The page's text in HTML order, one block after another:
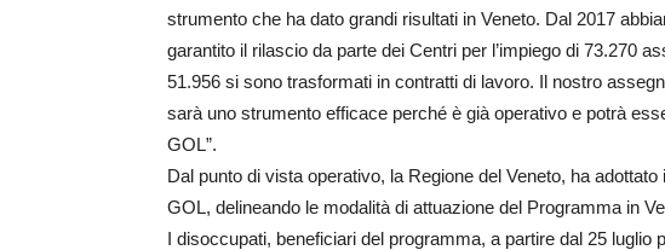
strumento che ha dato grandi risultati in Veneto. Dal 2017
garantito il rilascio da parte dei Centri per l’impiego di 73.270
51.956 si sono trasformati in contratti di lavoro. Il nostro
sarà uno strumento efficace perché è già operativo e potrà
GOL”.
Dal punto di vista operativo, la Regione del Veneto, ha
GOL, delineando le modalità di attuazione del Programma in
I disoccupati, beneficiari del programma, a partire dal 25 luglio